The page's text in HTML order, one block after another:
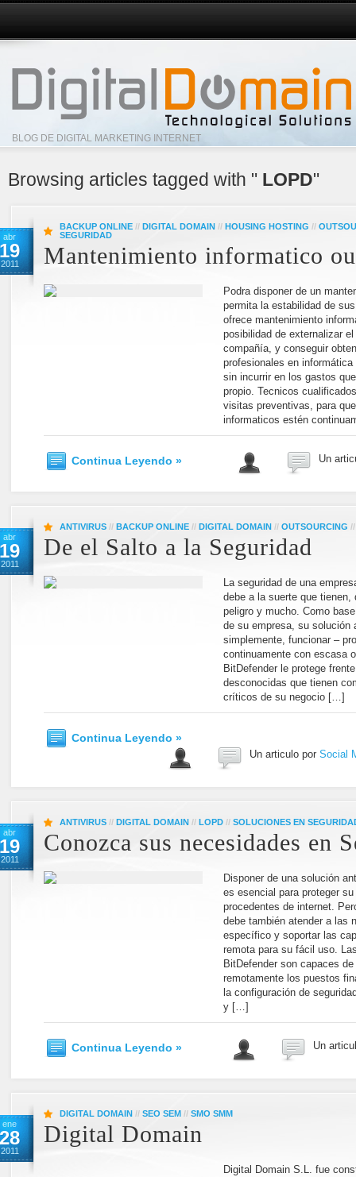
BLOG DE DIGITAL MARKETING INTERNET
Browsing articles tagged with " LOPD"
abr
19
2011
BACKUP ONLINE // DIGITAL DOMAIN // HOUSING HOSTING //
SEGURIDAD
Mantenimiento informatico
Podra disponer de un
permita la estabilidad de
ofrece mantenimiento
posibilidad de externalizar
compañía, y conseguir
profesionales en
sin incurrir en los gastos
propio. Tecnicos
visitas preventivas, para
informaticos estén
Continua Leyendo » Un
abr
19
2011
ANTIVIRUS // BACKUP ONLINE // DIGITAL DOMAIN // OUTSOURCING
De el Salto a la Seguridad
La seguridad de una
debe a la suerte que tienen,
peligro y mucho. Como
de su empresa, su solución
simplemente, funcionar –
continuamente con escasa
BitDefender le protege
desconocidas que tienen
críticos de su negocio […]
Continua Leyendo »
Un articulo por Social
abr
19
2011
ANTIVIRUS // DIGITAL DOMAIN // LOPD // SOLUCIONES EN
Conozca sus necesidades en
Disponer de una solución
es esencial para proteger
procedentes de internet.
debe también atender a las
específico y soportar las
remota para su fácil uso.
BitDefender son capaces
remotamente los puestos
la configuración de
y […]
Continua Leyendo » Un
ene
28
2011
DIGITAL DOMAIN // SEO SEM // SMO SMM
Digital Domain
Digital Domain S.L. fue